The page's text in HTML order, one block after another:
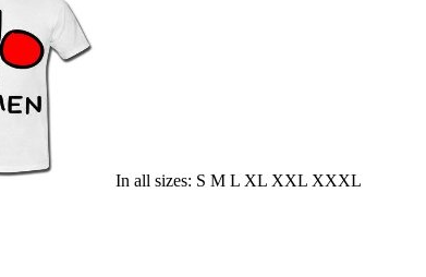
In all sizes: S M L XL XXL XXXL